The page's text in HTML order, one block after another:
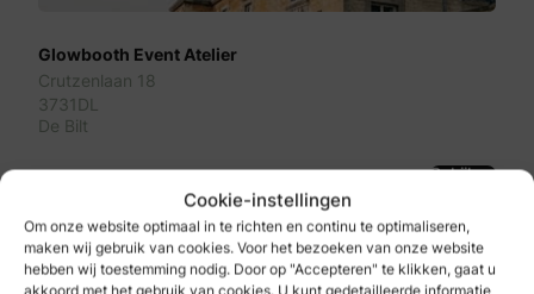
Cookie-instellingen
Om onze website optimaal in te richten en continu te optimaliseren,
maken wij gebruik van cookies. Voor het bezoeken van onze website
hebben wij toestemming nodig. Door op "Accepteren" te klikken, gaat u
Glowbooth Event Atelier
Crutzenlaan 18
3731DL
De Bilt
Bekijken